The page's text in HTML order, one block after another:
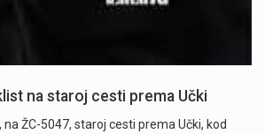
na staroj cesti prema Učki
na ŽC-5047, staroj cesti prema Učki, kod